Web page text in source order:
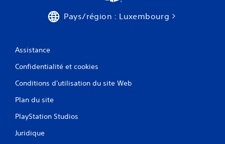
Pays/région : Luxembourg
Assistance
Confidentialité et cookies
Conditions d'utilisation du site Web
Plan du site
PlayStation Studios
Juridique